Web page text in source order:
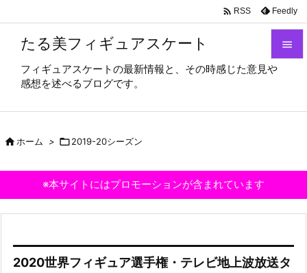
たる美フィギュアスケート
フィギュアスケートの最新情報と、その時感じた意見や
感想を述べるブログです。



 RSS Feedly
ホーム > 2019-20シーズン
※本サイトにはプロモーションが含まれています
2020世界フィギュア選手権・テレビ地上波放送タ